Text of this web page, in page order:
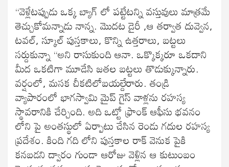
“వెళ్లేటప్పుడు ఒక్క బ్యాగ్ లో పట్టేటన్ని వస్తువులు మాత్రమే
తెచ్చుకోమన్నాడు నాన్న. మొదట డైరీ ,ఆ తర్వాత దువ్వెన,
టవల్, స్కూల్ పుస్తకాలు, కొన్ని ఉత్తరాలు, బట్టలు
సర్దుకున్నా “అని రాసుకుంది ఆనా. ఒక్కొక్కరూ ఒకదాని
మీద ఒకటిగా మూడేసి జతల బట్టలు తొడుక్కున్నారు.
వర్షంలో, మసక చీకటిలోబయల్దేరారు. తండ్రి
వ్యాపారంలో భాగస్వామి మైప్ గైస్ వాళ్లను రహస్య
స్థావరానికి చేర్చింది. అది ఒట్టో ఫ్రాంక్ ఆఫీసు భవనం
లోని పై అంతస్థులో ఏర్పాటు చేసిన రెండు గదుల రహస్య
ప్రదేశం. కింది గది లోని పుస్తకాల రాక్ వెనుక పైకి
కనబడని ద్వారం గుండా ఆరోజు వెళ్లిన ఆ కుటుంబం